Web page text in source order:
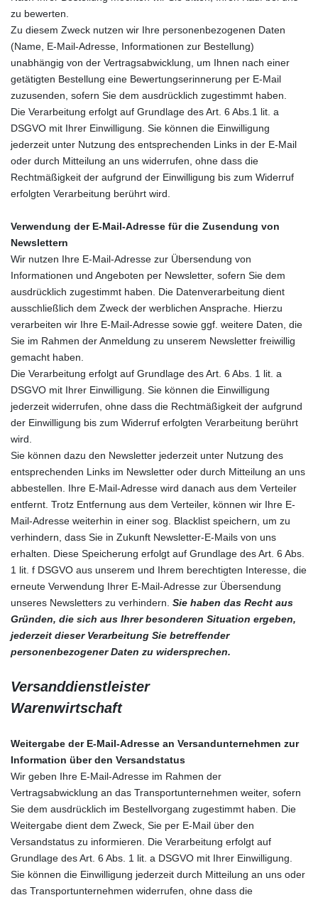
zu bewerten.
Zu diesem Zweck nutzen wir Ihre personenbezogenen Daten
(Name, E-Mail-Adresse, Informationen zur Bestellung)
unabhängig von der Vertragsabwicklung, um Ihnen nach einer
getätigten Bestellung eine Bewertungserinnerung per E-Mail
zuzusenden, sofern Sie dem ausdrücklich zugestimmt haben.
Die Verarbeitung erfolgt auf Grundlage des Art. 6 Abs.1 lit. a
DSGVO mit Ihrer Einwilligung. Sie können die Einwilligung
jederzeit unter Nutzung des entsprechenden Links in der E-Mail
oder durch Mitteilung an uns widerrufen, ohne dass die
Rechtmäßigkeit der aufgrund der Einwilligung bis zum Widerruf
erfolgten Verarbeitung berührt wird.
Verwendung der E-Mail-Adresse für die Zusendung von
Newslettern
Wir nutzen Ihre E-Mail-Adresse zur Übersendung von
Informationen und Angeboten per Newsletter, sofern Sie dem
ausdrücklich zugestimmt haben. Die Datenverarbeitung dient
ausschließlich dem Zweck der werblichen Ansprache. Hierzu
verarbeiten wir Ihre E-Mail-Adresse sowie ggf. weitere Daten, die
Sie im Rahmen der Anmeldung zu unserem Newsletter freiwillig
gemacht haben.
Die Verarbeitung erfolgt auf Grundlage des Art. 6 Abs. 1 lit. a
DSGVO mit Ihrer Einwilligung. Sie können die Einwilligung
jederzeit widerrufen, ohne dass die Rechtmäßigkeit der aufgrund
der Einwilligung bis zum Widerruf erfolgten Verarbeitung berührt
wird.
Sie können dazu den Newsletter jederzeit unter Nutzung des
entsprechenden Links im Newsletter oder durch Mitteilung an uns
abbestellen. Ihre E-Mail-Adresse wird danach aus dem Verteiler
entfernt. Trotz Entfernung aus dem Verteiler, können wir Ihre E-
Mail-Adresse weiterhin in einer sog. Blacklist speichern, um zu
verhindern, dass Sie in Zukunft Newsletter-E-Mails von uns
erhalten. Diese Speicherung erfolgt auf Grundlage des Art. 6 Abs.
1 lit. f DSGVO aus unserem und Ihrem berechtigten Interesse, die
erneute Verwendung Ihrer E-Mail-Adresse zur Übersendung
unseres Newsletters zu verhindern. Sie haben das Recht aus
Gründen, die sich aus Ihrer besonderen Situation ergeben,
jederzeit dieser Verarbeitung Sie betreffender
personenbezogener Daten zu widersprechen.
Versanddienstleister
Warenwirtschaft
Weitergabe der E-Mail-Adresse an Versandunternehmen zur
Information über den Versandstatus
Wir geben Ihre E-Mail-Adresse im Rahmen der
Vertragsabwicklung an das Transportunternehmen weiter, sofern
Sie dem ausdrücklich im Bestellvorgang zugestimmt haben. Die
Weitergabe dient dem Zweck, Sie per E-Mail über den
Versandstatus zu informieren. Die Verarbeitung erfolgt auf
Grundlage des Art. 6 Abs. 1 lit. a DSGVO mit Ihrer Einwilligung.
Sie können die Einwilligung jederzeit durch Mitteilung an uns oder
das Transportunternehmen widerrufen, ohne dass die